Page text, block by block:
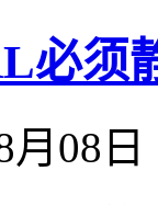
必须
月08日